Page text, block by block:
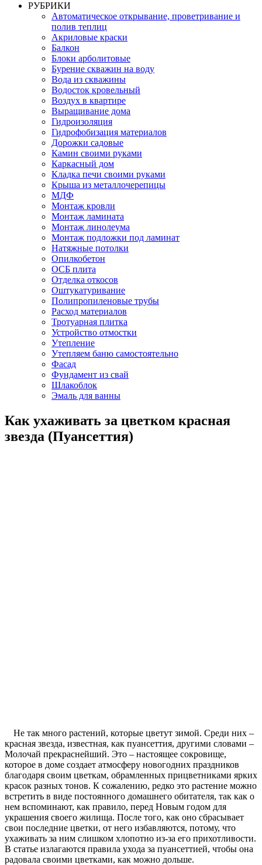
РУБРИКИ
Автоматическое открывание, проветривание и
полив теплиц
Акриловые краски
Балкон
Блоки арболитовые
Бурение скважин на воду
Вода из скважины
Водосток кровельный
Воздух в квартире
Выращивание дома
Гидроизоляция
Гидрофобизация материалов
Дорожки садовые
Камин своими руками
Каркасный дом
Кладка печи своими руками
Крыша из металлочерепицы
МДФ
Монтаж кровли
Монтаж ламината
Монтаж линолеума
Монтаж подложки под ламинат
Натяжные потолки
Опилкобетон
ОСБ плита
Отделка откосов
Оштукатуривание
Полипропиленовые трубы
Расход материалов
Тротуарная плитка
Устройство отмостки
Утепление
Утепляем баню самостоятельно
Фасад
Фундамент из свай
Шлакоблок
Эмаль для ванны
Как ухаживать за цветком красная
звезда (Пуансеттия)
Не так много растений, которые цветут зимой. Среди них –
красная звезда, известная, как пуансеттия, другими словами –
Молочай прекраснейший. Это – настоящее сокровище,
которое в доме создает атмосферу новогодних праздников
благодаря своим цветкам, обрамленных прицветниками ярких
красок разных тонов. К сожалению, редко это растение можно
встретить в виде постоянного домашнего обитателя, так как о
нем вспоминают, как правило, перед Новым годом для
украшения своего жилища. После того, как оно сбрасывает
свои последние цветки, от него избавляются, потому, что
ухаживать за ним слишком хлопотно из-за его прихотливости.
В статье излагаются правила ухода за пуансеттией, чтобы она
радовала своими цветками, как можно дольше.